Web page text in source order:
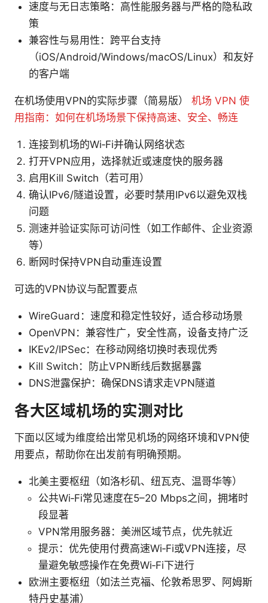
速度与无日志策略：高性能服务器与严格的隐私政
策
兼容性与易用性：跨平台支持
（iOS/Android/Windows/macOS/Linux）和友好
的客户端
在机场使用VPN的实际步骤（简易版） 机场 VPN 使
用指南：如何在机场场景下保持高速、安全、畅连
连接到机场的Wi‑Fi并确认网络状态
打开VPN应用，选择就近或速度快的服务器
启用Kill Switch（若可用）
确认IPv6/隧道设置，必要时禁用IPv6以避免双栈
问题
测速并验证实际可访问性（如工作邮件、企业资源
等）
断网时保持VPN自动重连设置
可选的VPN协议与配置要点
WireGuard：速度和稳定性较好，适合移动场景
OpenVPN：兼容性广，安全性高，设备支持广泛
IKEv2/IPSec：在移动网络切换时表现优秀
Kill Switch：防止VPN断线后数据暴露
DNS泄露保护：确保DNS请求走VPN隧道
各大区域机场的实测对比
下面以区域为维度给出常见机场的网络环境和VPN使
用要点，帮助你在出发前有明确预期。
北美主要枢纽（如洛杉矶、纽瓦克、温哥华等）
公共Wi‑Fi常见速度在5–20 Mbps之间，拥堵时
段显著
VPN常用服务器：美洲区域节点，优先就近
提示：优先使用付费高速Wi‑Fi或VPN连接，尽
量避免敏感操作在免费Wi‑Fi下进行
欧洲主要枢纽（如法兰克福、伦敦希思罗、阿姆斯
特丹史基浦）